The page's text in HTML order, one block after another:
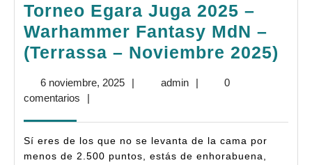
Torneo Egara Juga 2025 –
Warhammer Fantasy MdN –
(Terrassa – Noviembre 2025)
6 noviembre, 20256
| adminadmin
|
0
comentarios
|
Sí eres de los que no se levanta de la cama por
menos de 2.500 puntos, estás de enhorabuena,